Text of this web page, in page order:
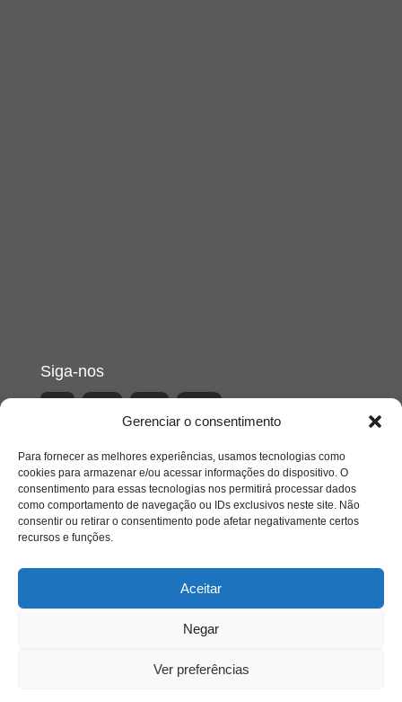
Gerenciar o consentimento
Para fornecer as melhores experiências, usamos tecnologias como
cookies para armazenar e/ou acessar informações do dispositivo. O
consentimento para essas tecnologias nos permitirá processar dados
como comportamento de navegação ou IDs exclusivos neste site. Não
consentir ou retirar o consentimento pode afetar negativamente certos
recursos e funções.
Aceitar
Negar
Ver preferências
Siga-nos